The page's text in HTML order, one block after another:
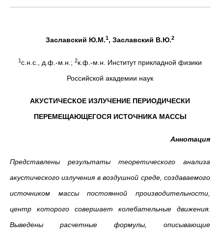
Заславский Ю.М.1, Заславский В.Ю.2
1с.н.с., д.ф.-м.н.; 2к.ф.-м.н. Институт прикладной физики
Российской академии наук
АКУСТИЧЕСКОЕ ИЗЛУЧЕНИЕ ПЕРИОДИЧЕСКИ
ПЕРЕМЕЩАЮЩЕГОСЯ ИСТОЧНИКА МАССЫ
Аннотация
Представлены результаты теоретического анализа
акустического излучения в воздушной среде, создаваемого
источником массы постоянной производительности,
центр которого совершает колебательные движения.
Выведены расчетные формулы, описывающие